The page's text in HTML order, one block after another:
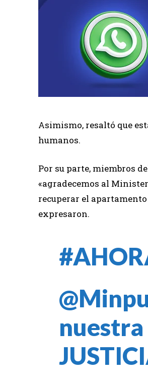
Asimismo, resaltó que
humanos.
Por su parte, miembros
«agradecemos al
recuperar el
expresaron.
nuestra